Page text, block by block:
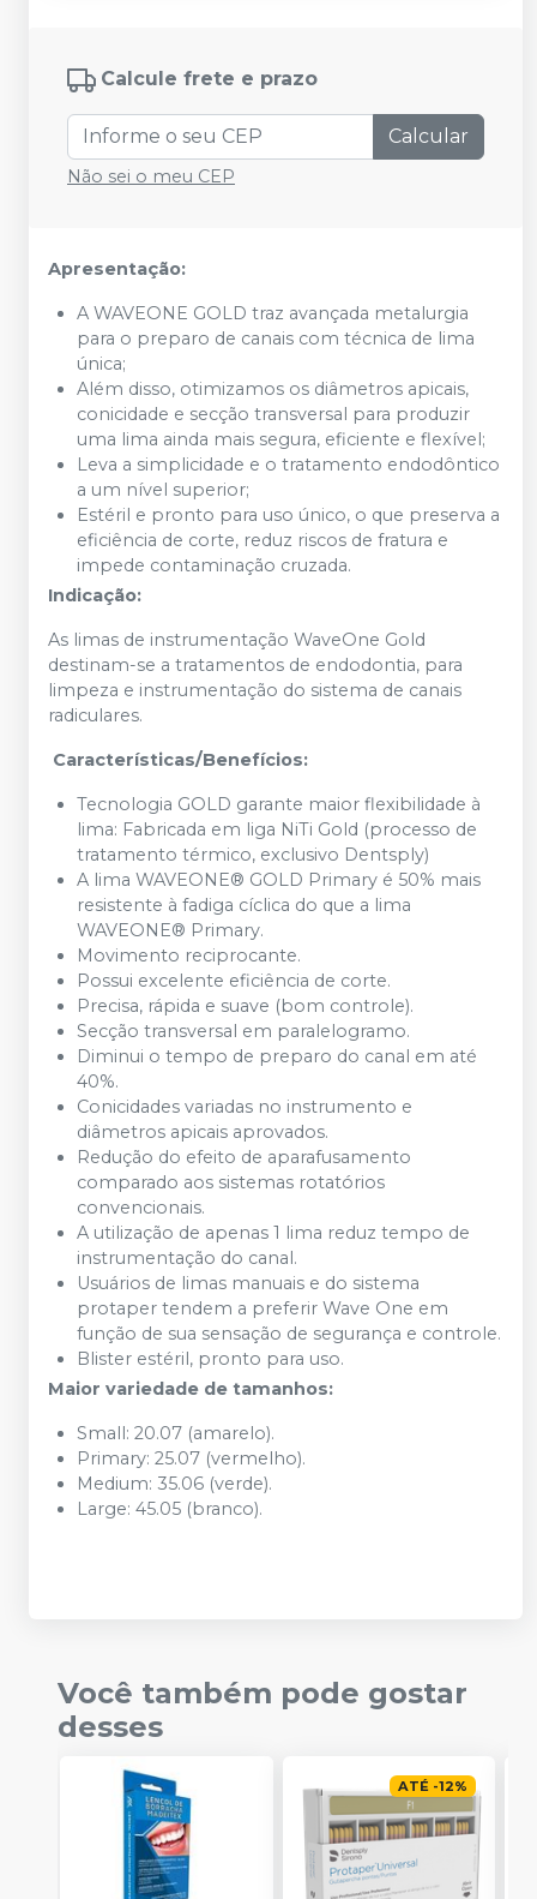
Calcule frete e prazo
Calcular
Não sei o meu CEP
Apresentação:
A WAVEONE GOLD traz avançada metalurgia
para o preparo de canais com técnica de lima
única;
Além disso, otimizamos os diâmetros apicais,
conicidade e secção transversal para produzir
uma lima ainda mais segura, eficiente e flexível;
Leva a simplicidade e o tratamento endodôntico
a um nível superior;
Estéril e pronto para uso único, o que preserva a
eficiência de corte, reduz riscos de fratura e
impede contaminação cruzada.
Indicação:
As limas de instrumentação WaveOne Gold
destinam-se a tratamentos de endodontia, para
limpeza e instrumentação do sistema de canais
radiculares.
Características/Benefícios:
Tecnologia GOLD garante maior flexibilidade à
lima: Fabricada em liga NiTi Gold (processo de
tratamento térmico, exclusivo Dentsply)
A lima WAVEONE® GOLD Primary é 50% mais
resistente à fadiga cíclica do que a lima
WAVEONE® Primary.
Movimento reciprocante.
Possui excelente eficiência de corte.
Precisa, rápida e suave (bom controle).
Secção transversal em paralelogramo.
Diminui o tempo de preparo do canal em até
40%.
Conicidades variadas no instrumento e
diâmetros apicais aprovados.
Redução do efeito de aparafusamento
comparado aos sistemas rotatórios
convencionais.
A utilização de apenas 1 lima reduz tempo de
instrumentação do canal.
Usuários de limas manuais e do sistema
protaper tendem a preferir Wave One em
função de sua sensação de segurança e controle.
Blister estéril, pronto para uso.
Maior variedade de tamanhos:
Small: 20.07 (amarelo).
Primary: 25.07 (vermelho).
Medium: 35.06 (verde).
Large: 45.05 (branco).
Você também pode gostar
desses
ATÉ -12%